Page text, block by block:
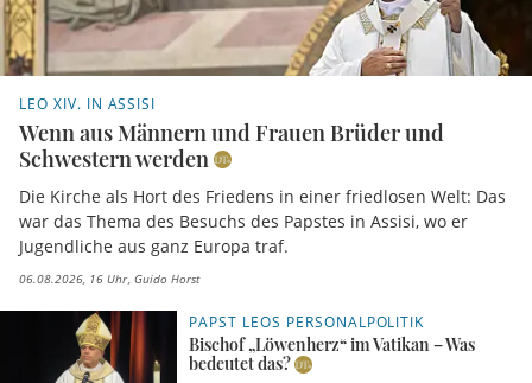
LEO XIV. IN ASSISI
Wenn aus Männern und Frauen Brüder und
Schwestern werden
Die Kirche als Hort des Friedens in einer friedlosen Welt: Das
war das Thema des Besuchs des Papstes in Assisi, wo er
Jugendliche aus ganz Europa traf.
06.08.2026, 16 Uhr Guido Horst
PAPST LEOS PERSONALPOLITIK
Bischof „Löwenherz“ im Vatikan – Was
bedeutet das?